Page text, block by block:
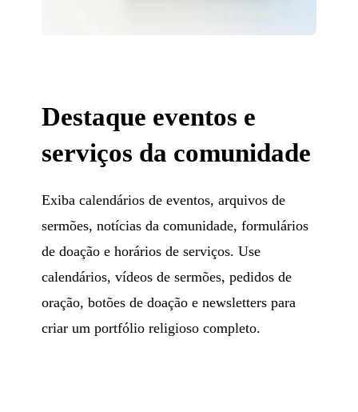
Destaque eventos e
serviços da comunidade
Exiba calendários de eventos, arquivos de
sermões, notícias da comunidade, formulários
de doação e horários de serviços. Use
calendários, vídeos de sermões, pedidos de
oração, botões de doação e newsletters para
criar um portfólio religioso completo.